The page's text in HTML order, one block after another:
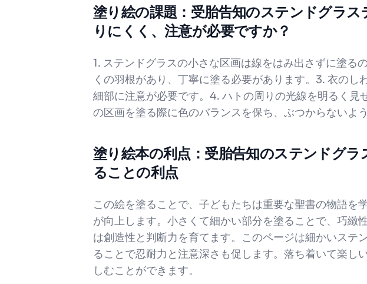
塗り絵の課題：受胎告知のステンドグラ
りにくく、注意が必要ですか？
1. ステンドグラスの小さな区画は線をはみ出さずに塗る
くの羽根があり、丁寧に塗る必要があります。3. 衣のし
細部に注意が必要です。4. ハトの周りの光線を明るく見
の区画を塗る際に色のバランスを保ち、ぶつからないよ
塗り絵本の利点：受胎告知のステンドグ
ることの利点
この絵を塗ることで、子どもたちは重要な聖書の物語を
が向上します。小さくて細かい部分を塗ることで、巧緻
は創造性と判断力を育てます。このページは細かいステ
ることで忍耐力と注意深さも促します。落ち着いて楽し
しむことができます。